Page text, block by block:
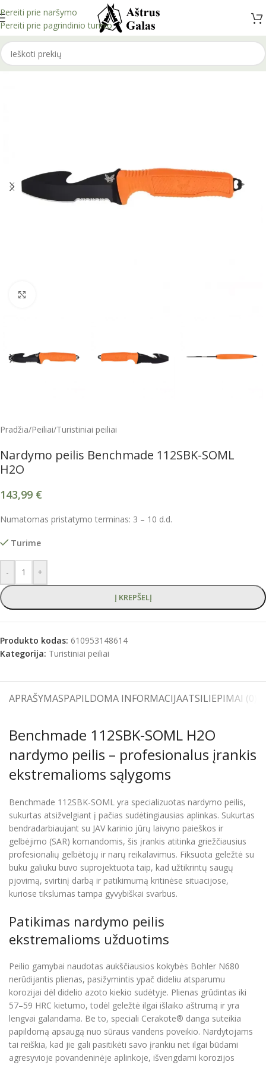
Pereiti prie naršymo
Pereiti prie pagrindinio turinio
Pradžia/Peiliai/Turistiniai peiliai
Nardymo peilis Benchmade 112SBK-SOML
H2O
143,99 €
Numatomas pristatymo terminas: 3 – 10 d.d.
Turime
- +
Į KREPŠELĮ
Produkto kodas: 610953148614
Kategorija: Turistiniai peiliai
APRAŠYMASPAPILDOMA INFORMACIJAATSILIEPIMAI (0)
Benchmade 112SBK-SOML H2O
nardymo peilis – profesionalus įrankis
ekstremalioms sąlygoms
Benchmade 112SBK-SOML yra specializuotas nardymo peilis,
sukurtas atsižvelgiant į pačias sudėtingiausias aplinkas. Sukurtas
bendradarbiaujant su JAV karinio jūrų laivyno paieškos ir
gelbėjimo (SAR) komandomis, šis įrankis atitinka griežčiausius
profesionalių gelbėtojų ir narų reikalavimus. Fiksuota geležtė su
buku galiuku buvo suprojektuota taip, kad užtikrintų saugų
pjovimą, svirtinį darbą ir patikimumą kritinėse situacijose,
kuriose tikslumas tampa gyvybiškai svarbus.
Patikimas nardymo peilis
ekstremalioms užduotims
Peilio gamybai naudotas aukščiausios kokybės Bohler N680
nerūdijantis plienas, pasižymintis ypač dideliu atsparumu
korozijai dėl didelio azoto kiekio sudėtyje. Plienas grūdintas iki
57–59 HRC kietumo, todėl geležtė ilgai išlaiko aštrumą ir yra
lengvai galandama. Be to, speciali Cerakote® danga suteikia
papildomą apsaugą nuo sūraus vandens poveikio. Nardytojams
tai reiškia, kad jie gali pasitikėti savo įrankiu net ilgai būdami
agresyvioje povandeninėje aplinkoje, išvengdami korozijos